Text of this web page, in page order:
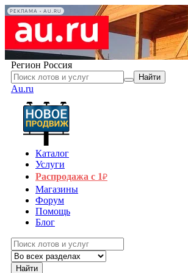
РЕКЛАМА • AU.RU
Регион Россия
Найти
Au.ru
Каталог
Услуги
Распродажа с 1₽
Магазины
Форум
Помощь
Блог
Найти